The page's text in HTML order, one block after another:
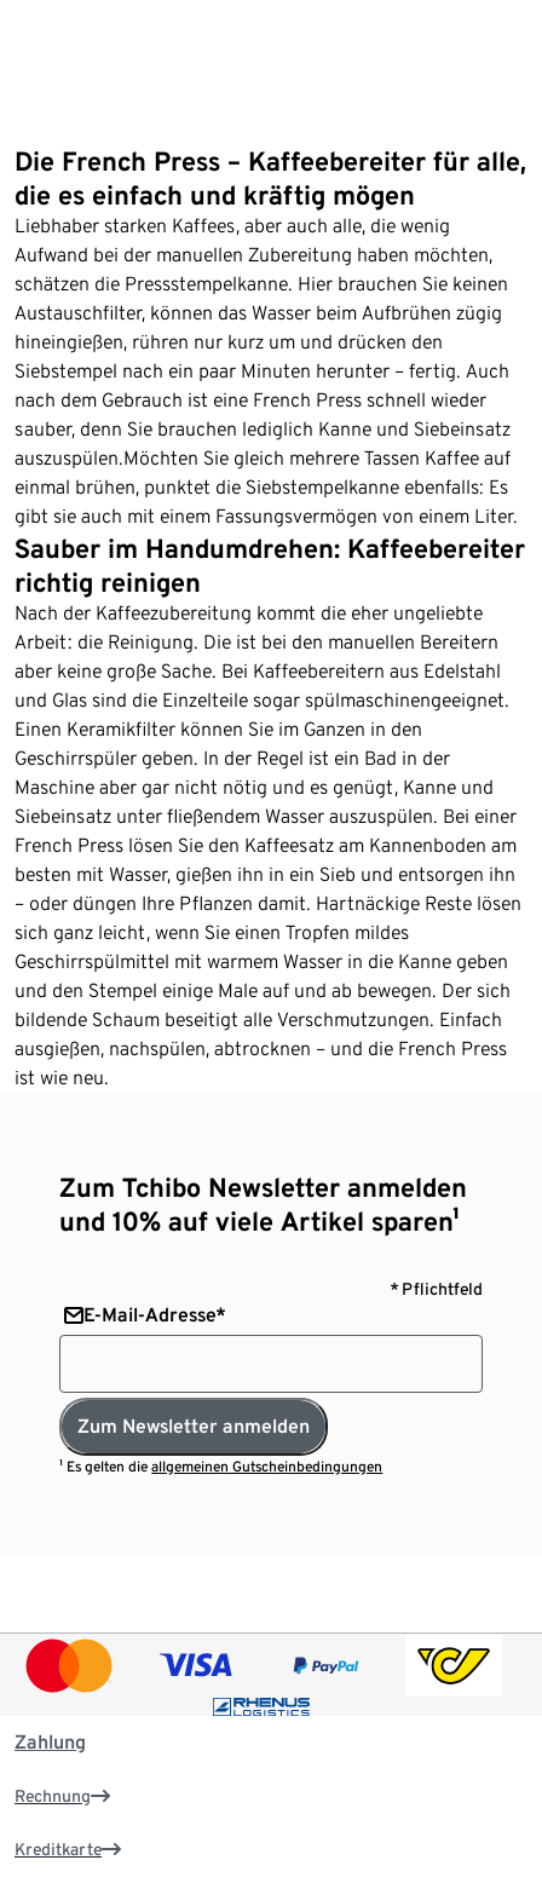
Die French Press – Kaffeebereiter für alle,
die es einfach und kräftig mögen
Liebhaber starken Kaffees, aber auch alle, die wenig
Aufwand bei der manuellen Zubereitung haben möchten,
schätzen die Pressstempelkanne. Hier brauchen Sie keinen
Austauschfilter, können das Wasser beim Aufbrühen zügig
hineingießen, rühren nur kurz um und drücken den
Siebstempel nach ein paar Minuten herunter – fertig. Auch
nach dem Gebrauch ist eine French Press schnell wieder
sauber, denn Sie brauchen lediglich Kanne und Siebeinsatz
auszuspülen.Möchten Sie gleich mehrere Tassen Kaffee auf
einmal brühen, punktet die Siebstempelkanne ebenfalls: Es
gibt sie auch mit einem Fassungsvermögen von einem Liter.
Sauber im Handumdrehen: Kaffeebereiter
richtig reinigen
Nach der Kaffeezubereitung kommt die eher ungeliebte
Arbeit: die Reinigung. Die ist bei den manuellen Bereitern
aber keine große Sache. Bei Kaffeebereitern aus Edelstahl
und Glas sind die Einzelteile sogar spülmaschinengeeignet.
Einen Keramikfilter können Sie im Ganzen in den
Geschirrspüler geben. In der Regel ist ein Bad in der
Maschine aber gar nicht nötig und es genügt, Kanne und
Siebeinsatz unter fließendem Wasser auszuspülen. Bei einer
French Press lösen Sie den Kaffeesatz am Kannenboden am
besten mit Wasser, gießen ihn in ein Sieb und entsorgen ihn
– oder düngen Ihre Pflanzen damit. Hartnäckige Reste lösen
sich ganz leicht, wenn Sie einen Tropfen mildes
Geschirrspülmittel mit warmem Wasser in die Kanne geben
und den Stempel einige Male auf und ab bewegen. Der sich
bildende Schaum beseitigt alle Verschmutzungen. Einfach
ausgießen, nachspülen, abtrocknen – und die French Press
ist wie neu.
Zum Tchibo Newsletter anmelden
und 10% auf viele Artikel sparen¹
* Pflichtfeld
E-Mail-Adresse*
Zum Newsletter anmelden
¹ Es gelten dieallgemeinen Gutscheinbedingungen
Zahlung
Rechnung
Kreditkarte